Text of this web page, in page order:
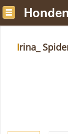
Irina_